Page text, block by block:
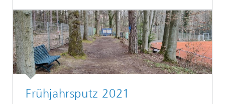
Frühjahrsputz 2021